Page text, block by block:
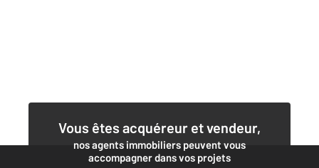
Vous êtes acquéreur et vendeur,
nos agents immobiliers peuvent vous
accompagner dans vos projets